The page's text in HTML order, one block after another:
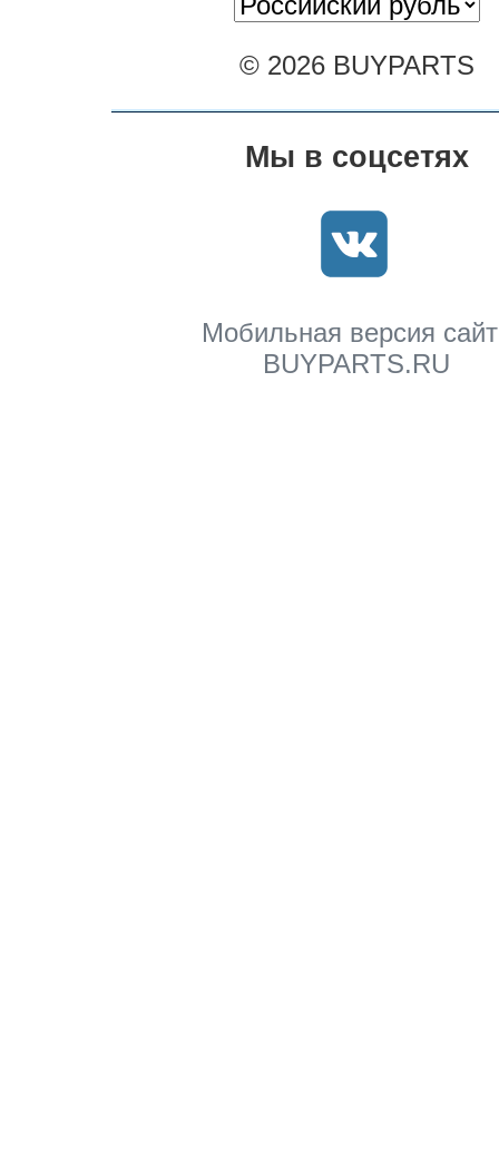
© 2026 BUYPARTS
Мы в соцсетях
Мобильная версия
BUYPARTS.RU